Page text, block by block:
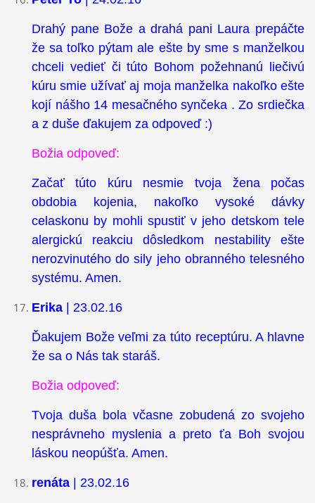
Drahý pane Bože a drahá pani Laura prepáčte
že sa toľko pýtam ale ešte by sme s manželkou
chceli vedieť či túto Bohom požehnanú liečivú
kúru smie užívať aj moja manželka nakoľko ešte
kojí nášho 14 mesačného synčeka . Zo srdiečka
a z duše ďakujem za odpoveď :)
Božia odpoveď:
Začať túto kúru nesmie tvoja žena počas
obdobia kojenia, nakoľko vysoké dávky
celaskonu by mohli spustiť v jeho detskom tele
alergickú reakciu dôsledkom nestability ešte
nerozvinutého do sily jeho obranného telesného
systému. Amen.
Erika| 23.02.16
Ďakujem Bože veľmi za túto receptúru. A hlavne
že sa o Nás tak staráš.
Božia odpoveď:
Tvoja duša bola včasne zobudená zo svojeho
nesprávneho myslenia a preto ťa Boh svojou
láskou neopúšťa. Amen.
renáta| 23.02.16